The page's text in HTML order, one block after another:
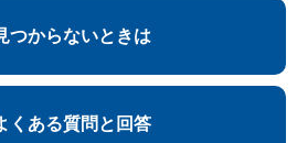
つからないときは
くある質問と回答